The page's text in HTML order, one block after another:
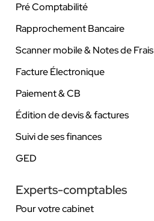
Pré Comptabilité
Rapprochement Bancaire
Scanner mobile & Notes de Frais
Facture Électronique
Paiement & CB
Édition de devis & factures
Suivi de ses finances
GED
Experts-comptables
Pour votre cabinet